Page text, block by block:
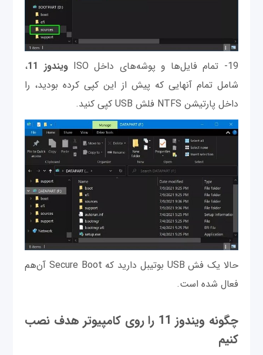
19- تمام فایل‌ها و پوشه‌های داخل ISO ویندوز 11
،
شامل تمام آنهایی که پیش از این کپی کرده بودید، را
داخل پارتیشن NTFS فلش USB کپی کنید.
حالا یک فش USB بوتیبل دارید که Secure Boot آن‌هم
فعال شده است.
چگونه ویندوز 11 را روی کامپیوتر هدف نصب
کنیم